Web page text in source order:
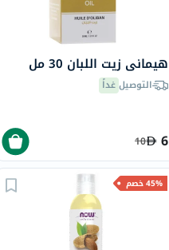
هيماني زيت اللبان 30 مل
التوصيلغداً
6
10
45% خصم